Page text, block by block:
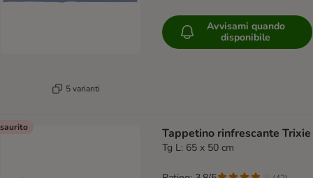
5 varianti
Avvisami quando
disponibile
Tappetino rinfrescante Trixie
Tg L: 65 x 50 cm